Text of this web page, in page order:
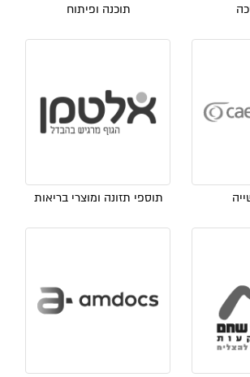
תוכנה ופיתוח
תוספי תזונה ומוצרי בריאות